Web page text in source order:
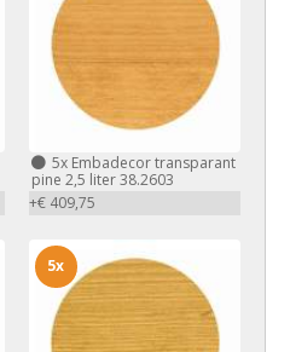
5xEmbadecor transparant
pine 2,5 liter 38.2603
+€ 409,75
5x